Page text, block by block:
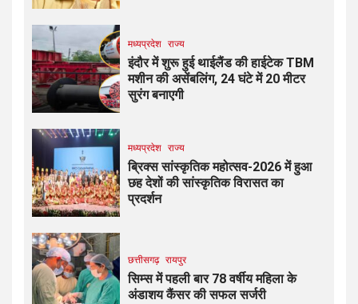
मध्यप्रदेश राज्य
इंदौर में शुरू हुई थाईलैंड की हाईटेक TBM
मशीन की असेंबलिंग, 24 घंटे में 20 मीटर
सुरंग बनाएगी
मध्यप्रदेश राज्य
ब्रिक्स सांस्कृतिक महोत्सव-2026 में हुआ
छह देशों की सांस्कृतिक विरासत का
प्रदर्शन
छत्तीसगढ़ रायपुर
सिम्स में पहली बार 78 वर्षीय महिला के
अंडाशय कैंसर की सफल सर्जरी